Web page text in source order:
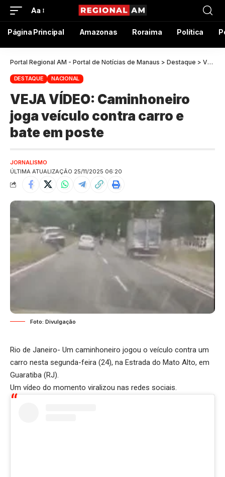
Aa
Página Principal Amazonas Roraima Política
Portal Regional AM - Portal de Notícias de Manaus > Destaque > VEJA VÍDEO: Caminhoneiro joga veículo contra carro e bate em poste
DESTAQUE NACIONAL
VEJA VÍDEO: Caminhoneiro
joga veículo contra carro e
bate em poste
ÚLTIMA ATUALIZAÇÃO 25/11/2025 06:20
JORNALISMO
Foto: Divulgação
Rio de Janeiro- Um caminhoneiro jogou o veículo contra um
carro nesta segunda-feira (24), na Estrada do Mato Alto, em
Guaratiba (RJ).
Um vídeo do momento viralizou nas redes sociais.